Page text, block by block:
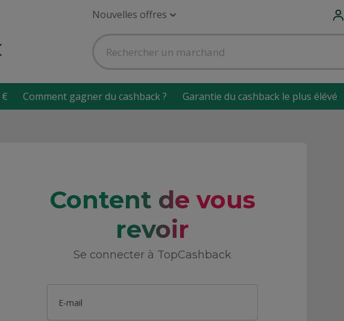
Nouvelles offres
Comment gagner du cashback ? Garantie du cashback le plus élévé
Content de vous
revoir
Se connecter à TopCashback
E-mail